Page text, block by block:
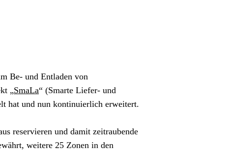
Be- und Entladen von
„SmaLa“ (Smarte Liefer- und
hat und nun kontinuierlich erweitert.
reservieren und damit zeitraubende
weitere 25 Zonen in den